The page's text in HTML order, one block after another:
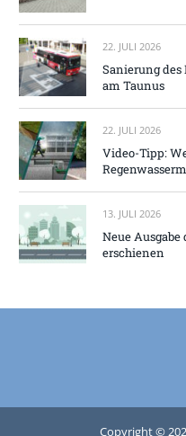
22. JULI 2026
Sanierung des
am Taunus
22. JULI 2026
Video-Tipp:
13. JULI 2026
Neue Ausgabe
erschienen
Copyright ©